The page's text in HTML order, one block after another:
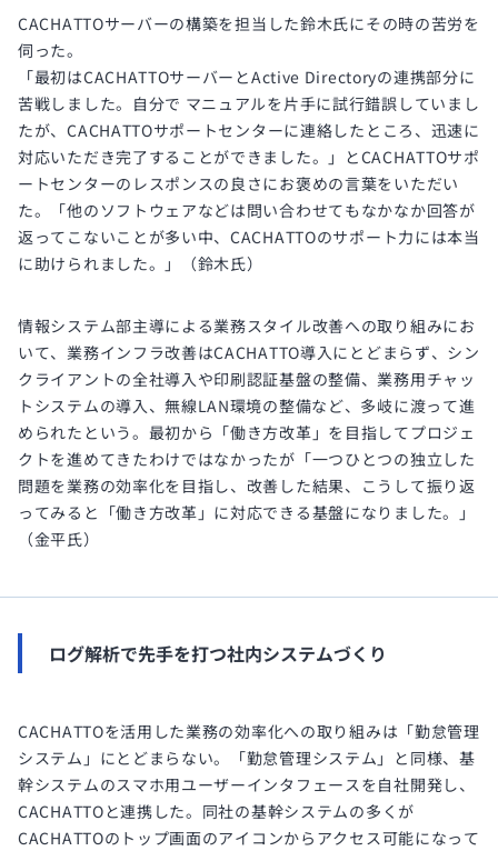
CACHATTOサーバーの構築を担当した鈴木氏にその時の苦労を
伺った。
「最初はCACHATTOサーバーとActive Directoryの連携部分に
苦戦しました。自分で マニュアルを片手に試行錯誤していまし
たが、CACHATTOサポートセンターに連絡したところ、迅速に
対応いただき完了することができました。」とCACHATTOサポ
ートセンターのレスポンスの良さにお褒めの言葉をいただい
た。「他のソフトウェアなどは問い合わせてもなかなか回答が
返ってこないことが多い中、CACHATTOのサポート力には本当
に助けられました。」（鈴木氏）
情報システム部主導による業務スタイル改善への取り組みにお
いて、業務インフラ改善はCACHATTO導入にとどまらず、シン
クライアントの全社導入や印刷認証基盤の整備、業務用チャッ
トシステムの導入、無線LAN環境の整備など、多岐に渡って進
められたという。最初から「働き方改革」を目指してプロジェ
クトを進めてきたわけではなかったが「一つひとつの独立した
問題を業務の効率化を目指し、改善した結果、こうして振り返
ってみると「働き方改革」に対応できる基盤になりました。」
（金平氏）
ログ解析で先手を打つ社内システムづくり
CACHATTOを活用した業務の効率化への取り組みは「勤怠管理
システム」にとどまらない。「勤怠管理システム」と同様、基
幹システムのスマホ用ユーザーインタフェースを自社開発し、
CACHATTOと連携した。同社の基幹システムの多くが
CACHATTOのトップ画面のアイコンからアクセス可能になって